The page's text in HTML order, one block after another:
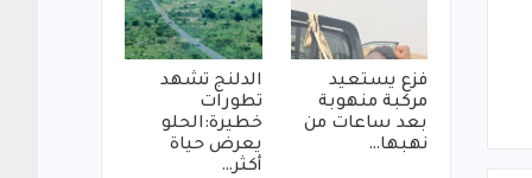
فزع يستعيد
مركبة منهوبة
بعد ساعات من
نهبها…
الدلنج تشهد
تطورات
خطيرة:الحلو
يعرض حياة
أكثر…